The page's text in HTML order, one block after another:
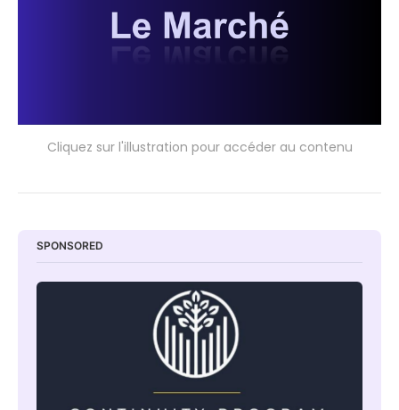
Cliquez sur l'illustration pour accéder au contenu
SPONSORED